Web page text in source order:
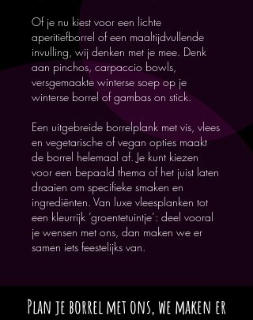
Of je nu kiest voor een lichte
aperitiefborrel of een maaltijdvullende
invulling, wij denken met je mee. Denk
aan pinchos, carpaccio bowls,
versgemaakte winterse soep op je
winterse borrel of gambas on stick.
Een uitgebreide borrelplank met vis, vlees
en vegetarische of vegan opties maakt
de borrel helemaal af. Je kunt kiezen
voor een bepaald thema of het juist laten
draaien om specifieke smaken en
ingrediënten. Van luxe vleesplanken tot
een kleurrijk ‘groentetuintje’: deel vooral
je wensen met ons, dan maken we er
samen iets feestelijks van.
Plan je borrel met ons, we maken er